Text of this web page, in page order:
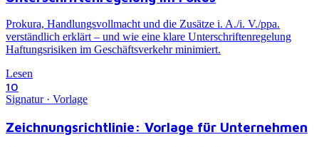
Prokura, Handlungsvollmacht und die Zusätze i. A./i. V./ppa.
verständlich erklärt – und wie eine klare Unterschriftenregelung
Haftungsrisiken im Geschäftsverkehr minimiert.
Lesen
10
Signatur · Vorlage
Zeichnungsrichtlinie: Vorlage für Unternehmen